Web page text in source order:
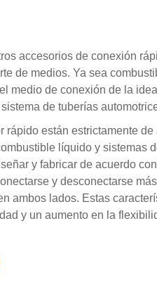
accesorios de conexión
de medios. Ya sea
medio de conexión de la
de tuberías
rápido están estrictamente
líquido y sistemas
y fabricar de acuerdo
y desconectarse
ambos lados. Estas
y un aumento en la